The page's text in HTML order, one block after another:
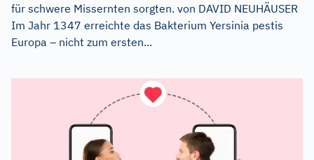
für schwere Missernten sorgten. von DAVID NEUHÄUSER
Im Jahr 1347 erreichte das Bakterium Yersinia pestis
Europa – nicht zum ersten...